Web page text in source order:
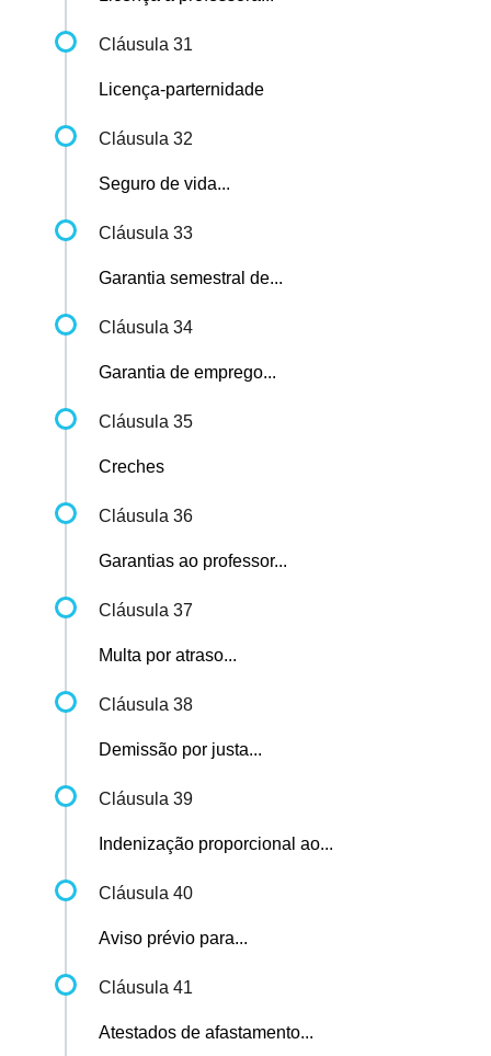
Cláusula 31
Licença-parternidade
Cláusula 32
Seguro de vida...
Cláusula 33
Garantia semestral de...
Cláusula 34
Garantia de emprego...
Cláusula 35
Creches
Cláusula 36
Garantias ao professor...
Cláusula 37
Multa por atraso...
Cláusula 38
Demissão por justa...
Cláusula 39
Indenização proporcional ao...
Cláusula 40
Aviso prévio para...
Cláusula 41
Atestados de afastamento...